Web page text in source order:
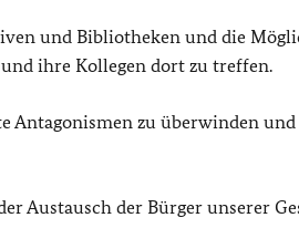
und Bibliotheken und die
ihre Kollegen dort zu treffen.
Antagonismen zu überwinden und
Austausch der Bürger unserer